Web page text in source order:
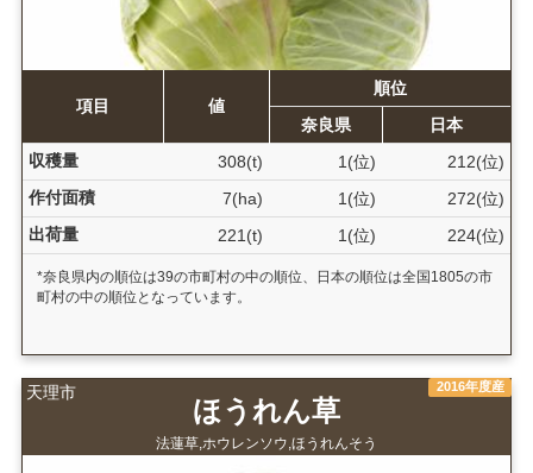
項目 値
順位
奈良県
日本
収穫量
308(t) 1(位)
212(位)
作付面積
7(ha) 1(位)
272(位)
出荷量
221(t) 1(位) 224(位)
*奈良県内の順位は39の市町村の中の順位、日本の順位は全国1805の市
町村の中の順位となっています。
天理市 2016年度産
ほうれん草
法蓮草,ホウレンソウ,ほうれんそう